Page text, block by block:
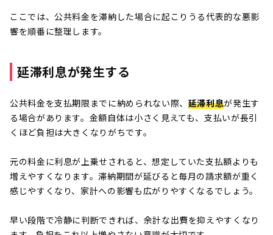
ここでは、公共料金を滞納した場合に起こりうる代表的な悪影
響を順番に整理します。
延滞利息が発生する
公共料金を支払期限までに納められない際、 延滞利息が発生す
る場合があります。金額自体は小さく見えても、支払いが長引
くほど負担は大きくなりがちです。
元の料金に利息が上乗せされると、想定していた支払額よりも
増えやすくなります。滞納期間が延びると毎月の請求額が重く
感じやすくなり、家計への影響も広がりやすくなるでしょう。
早い段階で冷静に判断できれば、余計な出費を抑えやすくなり